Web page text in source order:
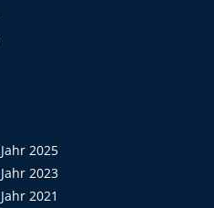
Jahr 2025
Jahr 2023
Jahr 2021